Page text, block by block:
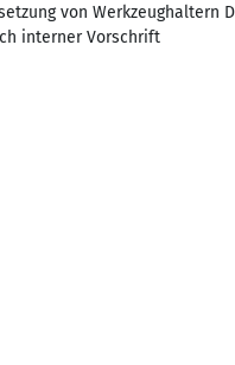
von Werkzeughaltern
interner Vorschrift